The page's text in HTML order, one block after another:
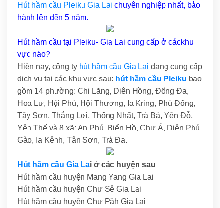
Hút hầm cầu Pleiku Gia Lai chuyên nghiệp nhất, bảo
hành lên đến 5 năm.
Hút hầm cầu tại Pleiku- Gia Lai cung cấp ở cáckhu
vực nào?
Hiện nay, công ty hút hầm cầu Gia Lai đang cung cấp
dịch vụ tại các khu vực sau: hút hầm cầu Pleiku bao
gồm 14 phường: Chi Lăng, Diên Hồng, Đống Đa,
Hoa Lư, Hội Phú, Hội Thương, Ia Kring, Phù Đổng,
Tây Sơn, Thắng Lợi, Thống Nhất, Trà Bá, Yên Đỗ,
Yên Thế và 8 xã: An Phú, Biển Hồ, Chư Á, Diên Phú,
Gào, Ia Kênh, Tân Sơn, Trà Đa.
Hút hầm cầu Gia Lai ở các huyện sau
Hút hầm cầu huyện Mang Yang Gia Lai
Hút hầm cầu huyện Chư Sê Gia Lai
Hút hầm cầu huyện Chư Păh Gia Lai